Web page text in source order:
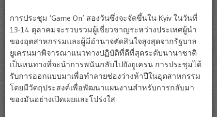
การประชุม ‘Game On’ สองวันซึ่งจะจัดขึ้นใน Kyiv ในวันที่
13-14 ตุลาคมจะรวบรวมผู้เชี่ยวชาญระหว่างประเทศผู้นำ
ของอุตสาหกรรมและผู้มีอำนาจตัดสินใจสูงสุดจากรัฐบาล
ยูเครนมาพิจารณาแนวทางปฏิบัติที่ดีที่สุดระดับนานาชาติ
เป็นหนทางที่จะนำการพนันกลับไปยังยูเครน การประชุมได้
รับการออกแบบมาเพื่อทำลายช่องว่างห้าปีในอุตสาหกรรม
โดยมีวัตถุประสงค์เพื่อพัฒนาแผนงานสำหรับการกลับมา
ของมันอย่างเปิดเผยและโปร่งใส